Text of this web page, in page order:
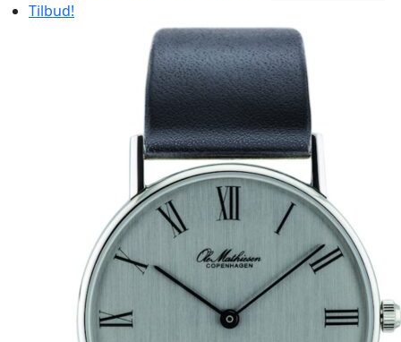
7.585,00 kr..
pris
er:
6.372,00 kr..
Tilbud!